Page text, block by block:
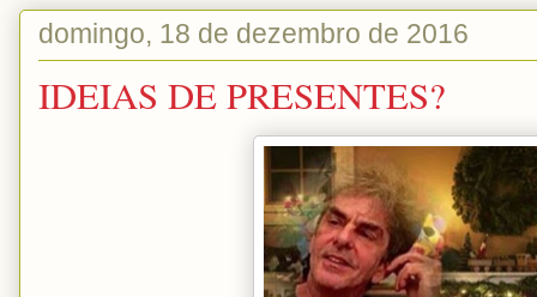
domingo, 18 de dezembro de 2016
IDEIAS DE PRESENTES?